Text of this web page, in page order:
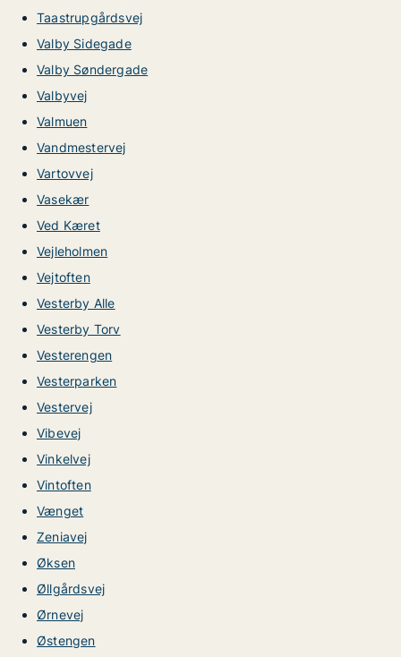
Taastrupgårdsvej
Valby Sidegade
Valby Søndergade
Valbyvej
Valmuen
Vandmestervej
Vartovvej
Vasekær
Ved Kæret
Vejleholmen
Vejtoften
Vesterby Alle
Vesterby Torv
Vesterengen
Vesterparken
Vestervej
Vibevej
Vinkelvej
Vintoften
Vænget
Zeniavej
Øksen
Øllgårdsvej
Ørnevej
Østengen